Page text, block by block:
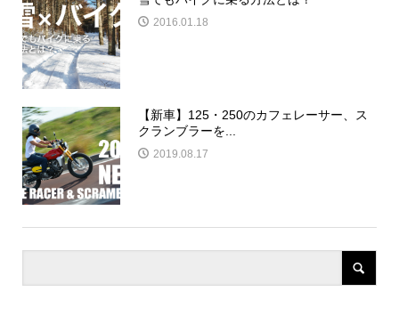
2016.01.18
【新車】125・250のカフェレーサー、ス
クランブラーを...
2019.08.17